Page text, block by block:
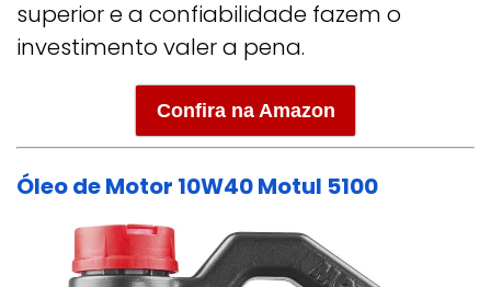
superior e a confiabilidade fazem o
investimento valer a pena.
Confira na Amazon
Óleo de Motor 10W40 Motul 5100